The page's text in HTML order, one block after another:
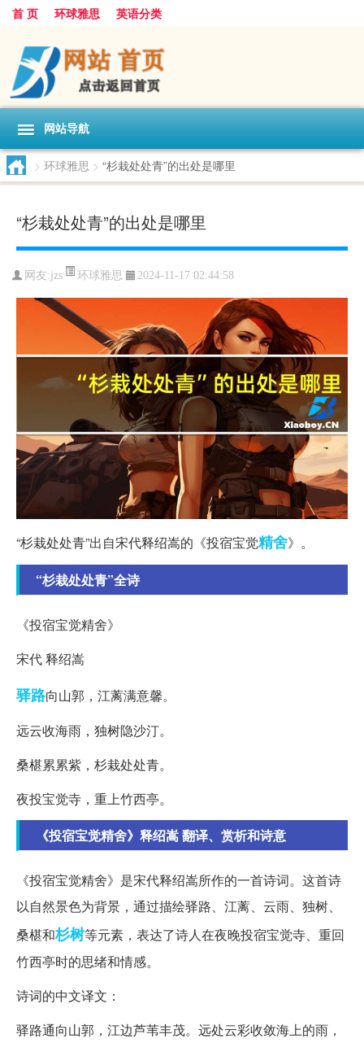
首 页 环球雅思 英语分类
网站导航
> 环球雅思 > “杉栽处处青”的出处是哪里
“杉栽处处青”的出处是哪里
网友:jzs 环球雅思 2024-11-17 02:44:58
“杉栽处处青”出自宋代释绍嵩的《投宿宝觉精舍》。
“杉栽处处青”全诗
《投宿宝觉精舍》
宋代 释绍嵩
驿路向山郭，江蓠满意馨。
远云收海雨，独树隐沙汀。
桑椹累累紫，杉栽处处青。
夜投宝觉寺，重上竹西亭。
《投宿宝觉精舍》释绍嵩 翻译、赏析和诗意
《投宿宝觉精舍》是宋代释绍嵩所作的一首诗词。这首诗
以自然景色为背景，通过描绘驿路、江蓠、云雨、独树、
桑椹和杉树等元素，表达了诗人在夜晚投宿宝觉寺、重回
竹西亭时的思绪和情感。
诗词的中文译文：
驿路通向山郭，江边芦苇丰茂。远处云彩收敛海上的雨，